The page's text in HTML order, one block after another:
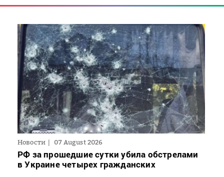
Новости 07 August 2026
РФ за прошедшие сутки убила обстрелами
в Украине четырех гражданских